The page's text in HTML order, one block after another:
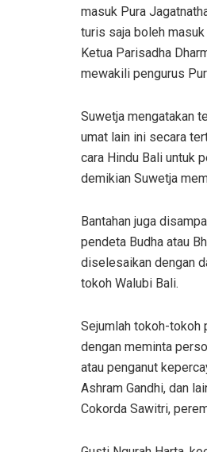
masuk Pura
turis saja boleh masuk
Ketua Parisadha
mewakili pengurus
Suwetja mengatakan
umat lain ini secara
cara Hindu Bali untuk
demikian Suwetja
Bantahan juga
pendeta Budha atau
diselesaikan dengan
tokoh Walubi Bali.
Sejumlah tokoh-tokoh
dengan meminta
atau penganut
Ashram Gandhi, dan
Cokorda Sawitri,